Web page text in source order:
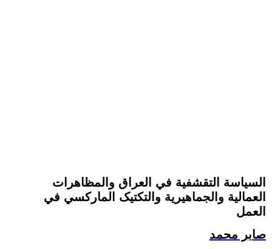
السیاسة التقشفیة في العراق والمظاهرات
العمالیة والجماهیریة والتکتیک المارکسي في
العمل
صابر محمد